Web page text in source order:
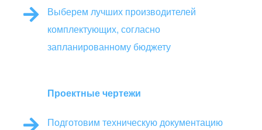
Выберем лучших производителей
комплектующих, согласно
запланированному бюджету
Проектные чертежи
Подготовим техническую документацию